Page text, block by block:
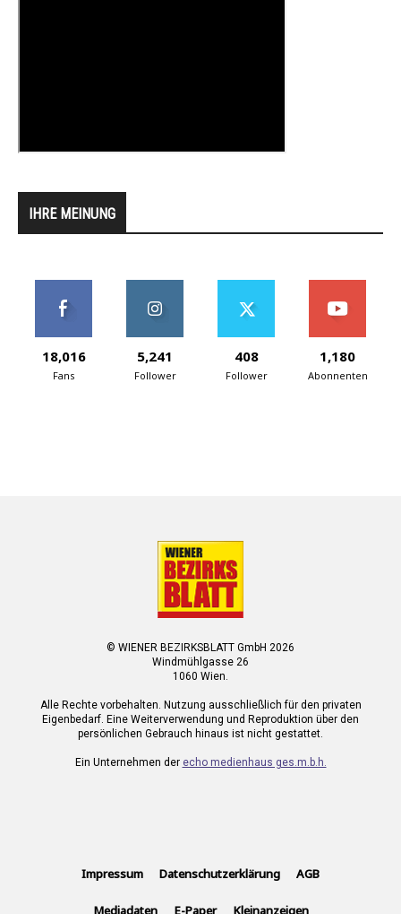
IHRE MEINUNG
18,016
Fans
5,241
Follower
408
Follower
1,180
Abonnenten
© WIENER BEZIRKSBLATT GmbH 2026
Windmühlgasse 26
1060 Wien.
Alle Rechte vorbehalten. Nutzung ausschließlich für den privaten
Eigenbedarf. Eine Weiterverwendung und Reproduktion über den
persönlichen Gebrauch hinaus ist nicht gestattet.
Ein Unternehmen der echo medienhaus ges.m.b.h.
Impressum Datenschutzerklärung AGB
Mediadaten E-Paper Kleinanzeigen